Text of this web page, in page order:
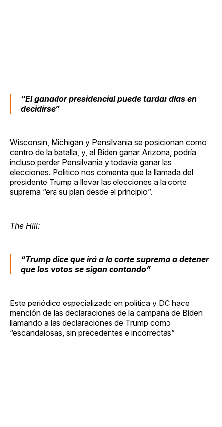
“El ganador presidencial puede tardar días en
decidirse”
Wisconsin, Michigan y Pensilvania se posicionan como
centro de la batalla, y, al Biden ganar Arizona, podría
incluso perder Pensilvania y todavía ganar las
elecciones. Politico nos comenta que la llamada del
presidente Trump a llevar las elecciones a la corte
suprema “era su plan desde el principio”.
The Hill:
“Trump dice que irá a la corte suprema a detener
que los votos se sigan contando”
Este periódico especializado en política y DC hace
mención de las declaraciones de la campaña de Biden
llamando a las declaraciones de Trump como
“escandalosas, sin precedentes e incorrectas”